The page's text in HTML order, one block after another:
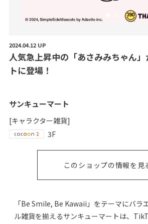
2024.04.12 UP
人気急上昇中の 「あさみみちゃん」
トに登場 ！
サンキューマート
[キャラクター雑貨]
3F
このショップの情報を見
「Be Smile, Be Kawaii」をテーマにバラ
ル雑貨を揃えるサンキューマートは、